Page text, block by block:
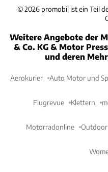
©2026 promobil ist ein Teil
Weitere Angebote der
& Co. KG & Motor
und deren
Aerokurier Auto Motor und
Flugrevue Klettern
Motorradonline Outdoor